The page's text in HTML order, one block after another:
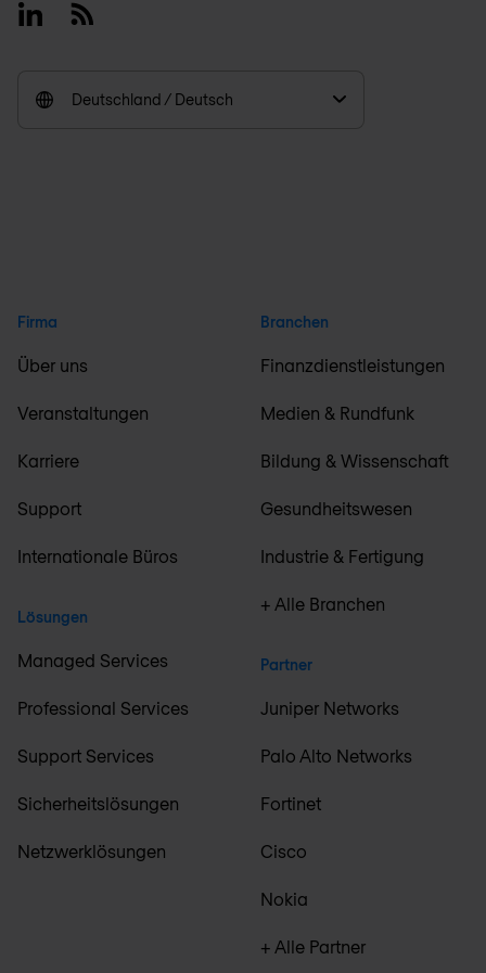
LinkedinRSS
Deutschland / Deutsch
Firma
Über uns
Veranstaltungen
Karriere
Support
Internationale Büros
Lösungen
Managed Services
Professional Services
Support Services
Sicherheitslösungen
Netzwerklösungen
Branchen
Finanzdienstleistungen
Medien & Rundfunk
Bildung & Wissenschaft
Gesundheitswesen
Industrie & Fertigung
+ Alle Branchen
Partner
Juniper Networks
Palo Alto Networks
Fortinet
Cisco
Nokia
+ Alle Partner